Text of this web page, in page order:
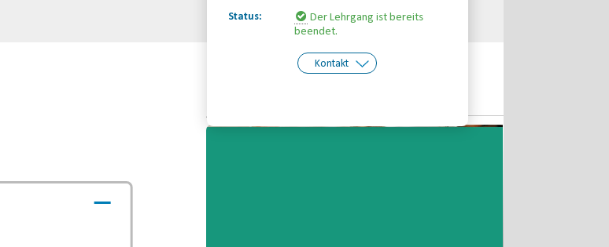
Status:
Der Lehrgang ist bereits
beendet.
Kontakt
Nordrhein-Westfalen e.V.
Video-